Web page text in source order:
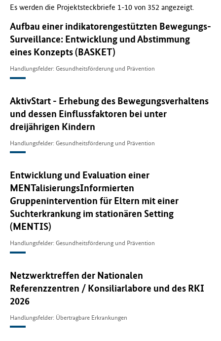
f
ü
r
G
e
u
h
e
i
(
B
G
)
Es werden die Projektsteckbriefe 1-10 von 352 angezeigt.
Aufbau einer indikatorengestützten Bewegungs-
Surveillance: Entwicklung und Abstimmung
eines Konzepts (BASKET)
Handlungsfelder: Gesundheitsförderung und Prävention
AktivStart - Erhebung des Bewegungsverhaltens
und dessen Einflussfaktoren bei unter
dreijährigen Kindern
Handlungsfelder: Gesundheitsförderung und Prävention
Entwicklung und Evaluation einer
MENTalisierungsInformierten
Gruppenintervention für Eltern mit einer
Suchterkrankung im stationären Setting
(MENTIS)
Handlungsfelder: Gesundheitsförderung und Prävention
Netzwerktreffen der Nationalen
Referenzzentren / Konsiliarlabore und des RKI
2026
Handlungsfelder: Übertragbare Erkrankungen